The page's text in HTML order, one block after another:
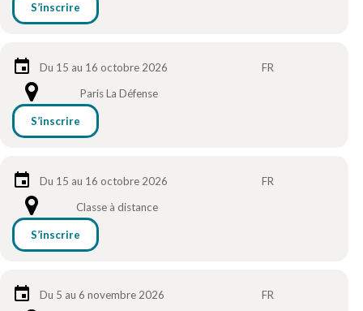
S’inscrire
Du 15 au 16 octobre 2026
FR
Paris La Défense
S’inscrire
Du 15 au 16 octobre 2026
FR
Classe à distance
S’inscrire
Du 5 au 6 novembre 2026
FR